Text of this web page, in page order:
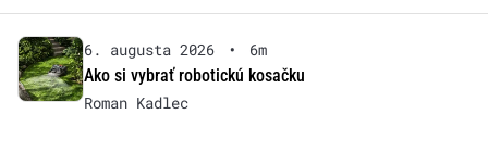
6. augusta 2026 •
6m
Ako si vybrať robotickú kosačku
Roman Kadlec